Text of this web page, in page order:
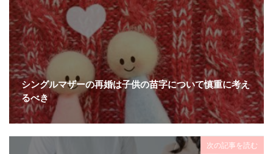
シングルマザーの再婚は子供の苗字について慎重に考え
るべき
次の記事を読む